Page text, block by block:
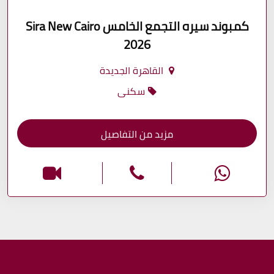
كمبوند سيره التجمع الخامس Sira New Cairo
2026
القاهرة الجديدة
سكنى
مزيد من التفاصيل